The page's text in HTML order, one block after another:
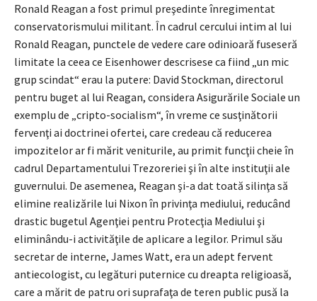
Ronald Reagan a fost primul preşedinte înregimentat
conservatorismului militant. În cadrul cercului intim al lui
Ronald Reagan, punctele de vedere care odinioară fuseseră
limitate la ceea ce Eisenhower descrisese ca fiind „un mic
grup scindat“ erau la putere: David Stockman, directorul
pentru buget al lui Reagan, considera Asigurările Sociale un
exemplu de „cripto-socialism“, în vreme ce susţinătorii
fervenţi ai doctrinei ofertei, care credeau că reducerea
impozitelor ar fi mărit veniturile, au primit funcţii cheie în
cadrul Departamentului Trezoreriei şi în alte instituţii ale
guvernului. De asemenea, Reagan şi-a dat toată silinţa să
elimine realizările lui Nixon în privinţa mediului, reducând
drastic bugetul Agenţiei pentru Protecţia Mediului şi
eliminându-i activităţile de aplicare a legilor. Primul său
secretar de interne, James Watt, era un adept fervent
antiecologist, cu legături puternice cu dreapta religioasă,
care a mărit de patru ori suprafaţa de teren public pusă la